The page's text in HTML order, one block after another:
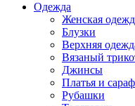
Одежда
Женская
Блузки
Верхняя
Вязаный
Джинсы
Платья и
Рубашки